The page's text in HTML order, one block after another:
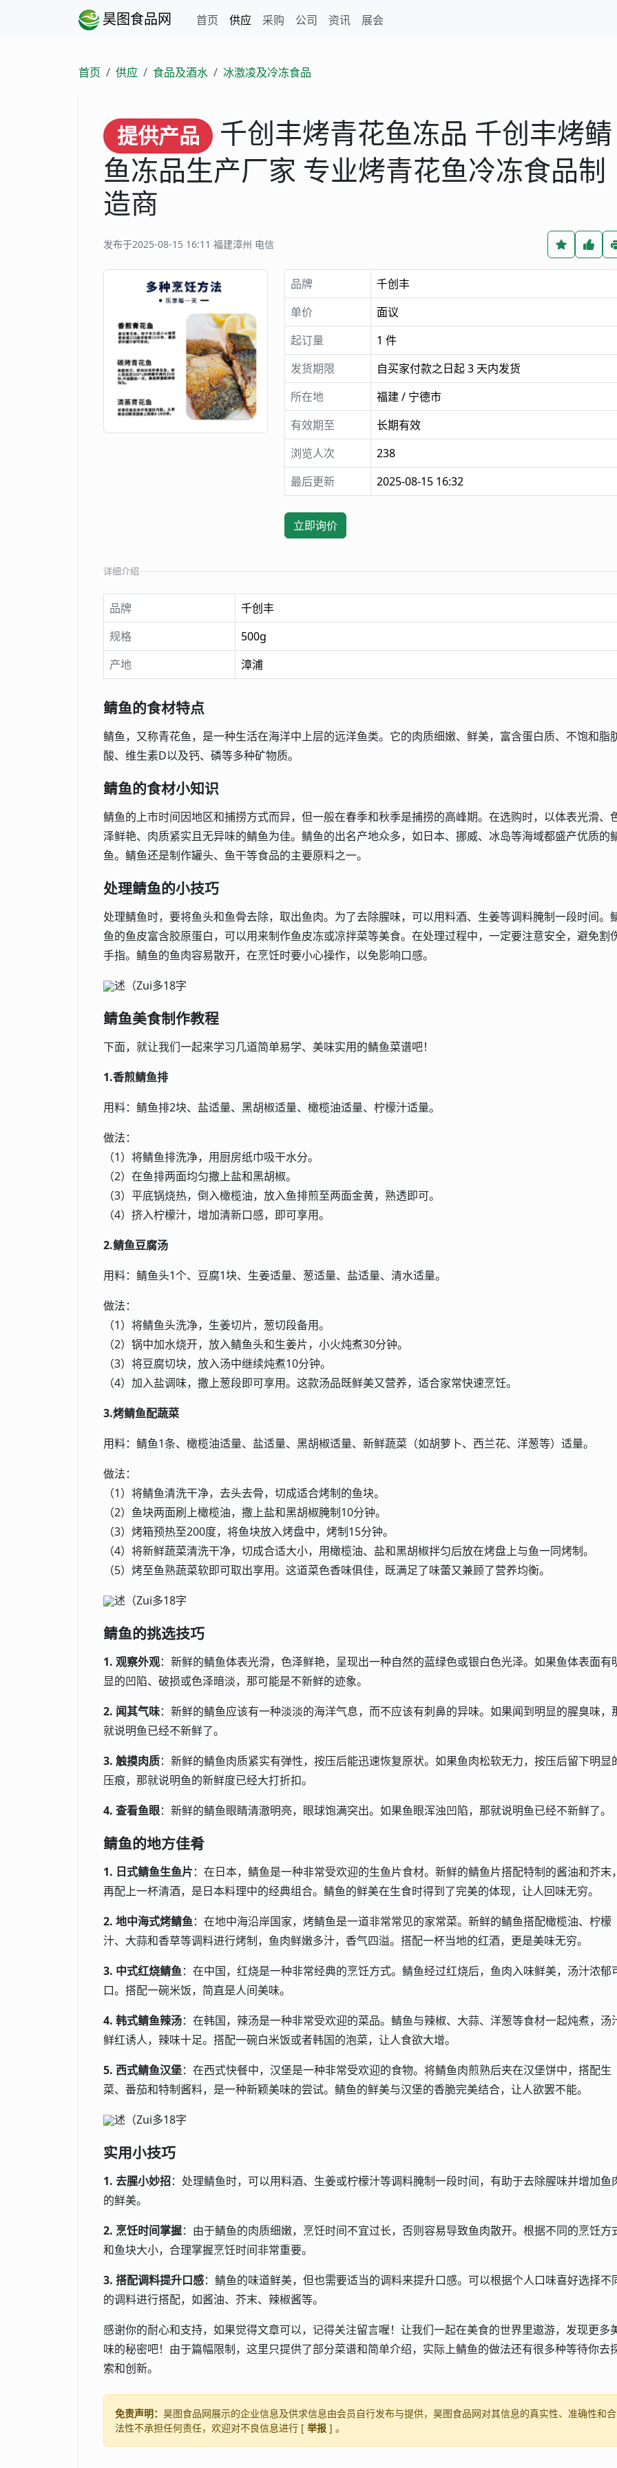
昊图食品网 首页 供应 采购 公司 资讯 展会
首页 供应 食品及酒水 冰激凌及冷冻食品
提供产品
千创丰烤青花鱼冻品 千创丰烤鲭
鱼冻品生产厂家 专业烤青花鱼冷冻食品制
造商
发布于2025-08-15 16:11 福建漳州 电信
品牌
千创丰
单价
面议
起订量
1 件
发货期限
自买家付款之日起 3 天内发货
所在地
福建 / 宁德市
有效期至
长期有效
浏览人次
238
最后更新
2025-08-15 16:32
立即询价
详细介绍
品牌
千创丰
规格
500g
产地
漳浦
鲭鱼的食材特点
鲭鱼，又称青花鱼，是一种生活在海洋中上层的远洋鱼类。它的肉质细嫩、鲜美，富含蛋白质、不饱和脂
酸、维生素D以及钙、磷等多种矿物质。
鲭鱼的食材小知识
鲭鱼的上市时间因地区和捕捞方式而异，但一般在春季和秋季是捕捞的高峰期。在选购时，以体表光滑、
泽鲜艳、肉质紧实且无异味的鲭鱼为佳。鲭鱼的出名产地众多，如日本、挪威、冰岛等海域都盛产优质的
鱼。鲭鱼还是制作罐头、鱼干等食品的主要原料之一。
处理鲭鱼的小技巧
处理鲭鱼时，要将鱼头和鱼骨去除，取出鱼肉。为了去除腥味，可以用料酒、生姜等调料腌制一段时间。
鱼的鱼皮富含胶原蛋白，可以用来制作鱼皮冻或凉拌菜等美食。在处理过程中，一定要注意安全，避免割
手指。鲭鱼的鱼肉容易散开，在烹饪时要小心操作，以免影响口感。
述（Zui多18字
鲭鱼美食制作教程
下面，就让我们一起来学习几道简单易学、美味实用的鲭鱼菜谱吧！
1.香煎鲭鱼排
用料：鲭鱼排2块、盐适量、黑胡椒适量、橄榄油适量、柠檬汁适量。
做法：
（1）将鲭鱼排洗净，用厨房纸巾吸干水分。
（2）在鱼排两面均匀撒上盐和黑胡椒。
（3）平底锅烧热，倒入橄榄油，放入鱼排煎至两面金黄，熟透即可。
（4）挤入柠檬汁，增加清新口感，即可享用。
2.鲭鱼豆腐汤
用料：鲭鱼头1个、豆腐1块、生姜适量、葱适量、盐适量、清水适量。
做法：
（1）将鲭鱼头洗净，生姜切片，葱切段备用。
（2）锅中加水烧开，放入鲭鱼头和生姜片，小火炖煮30分钟。
（3）将豆腐切块，放入汤中继续炖煮10分钟。
（4）加入盐调味，撒上葱段即可享用。这款汤品既鲜美又营养，适合家常快速烹饪。
3.烤鲭鱼配蔬菜
用料：鲭鱼1条、橄榄油适量、盐适量、黑胡椒适量、新鲜蔬菜（如胡萝卜、西兰花、洋葱等）适量。
做法：
（1）将鲭鱼清洗干净，去头去骨，切成适合烤制的鱼块。
（2）鱼块两面刷上橄榄油，撒上盐和黑胡椒腌制10分钟。
（3）烤箱预热至200度，将鱼块放入烤盘中，烤制15分钟。
（4）将新鲜蔬菜清洗干净，切成合适大小，用橄榄油、盐和黑胡椒拌匀后放在烤盘上与鱼一同烤制。
（5）烤至鱼熟蔬菜软即可取出享用。这道菜色香味俱佳，既满足了味蕾又兼顾了营养均衡。
述（Zui多18字
鲭鱼的挑选技巧
1. 观察外观：新鲜的鲭鱼体表光滑，色泽鲜艳，呈现出一种自然的蓝绿色或银白色光泽。如果鱼体表面有
显的凹陷、破损或色泽暗淡，那可能是不新鲜的迹象。
2. 闻其气味：新鲜的鲭鱼应该有一种淡淡的海洋气息，而不应该有刺鼻的异味。如果闻到明显的腥臭味，
就说明鱼已经不新鲜了。
3. 触摸肉质：新鲜的鲭鱼肉质紧实有弹性，按压后能迅速恢复原状。如果鱼肉松软无力，按压后留下明显
压痕，那就说明鱼的新鲜度已经大打折扣。
4. 查看鱼眼：新鲜的鲭鱼眼睛清澈明亮，眼球饱满突出。如果鱼眼浑浊凹陷，那就说明鱼已经不新鲜了。
鲭鱼的地方佳肴
1. 日式鲭鱼生鱼片：在日本，鲭鱼是一种非常受欢迎的生鱼片食材。新鲜的鲭鱼片搭配特制的酱油和芥末
再配上一杯清酒，是日本料理中的经典组合。鲭鱼的鲜美在生食时得到了完美的体现，让人回味无穷。
2. 地中海式烤鲭鱼：在地中海沿岸国家，烤鲭鱼是一道非常常见的家常菜。新鲜的鲭鱼搭配橄榄油、柠檬
汁、大蒜和香草等调料进行烤制，鱼肉鲜嫩多汁，香气四溢。搭配一杯当地的红酒，更是美味无穷。
3. 中式红烧鲭鱼：在中国，红烧是一种非常经典的烹饪方式。鲭鱼经过红烧后，鱼肉入味鲜美，汤汁浓郁
口。搭配一碗米饭，简直是人间美味。
4. 韩式鲭鱼辣汤：在韩国，辣汤是一种非常受欢迎的菜品。鲭鱼与辣椒、大蒜、洋葱等食材一起炖煮，汤
鲜红诱人，辣味十足。搭配一碗白米饭或者韩国的泡菜，让人食欲大增。
5. 西式鲭鱼汉堡：在西式快餐中，汉堡是一种非常受欢迎的食物。将鲭鱼肉煎熟后夹在汉堡饼中，搭配生
菜、番茄和特制酱料，是一种新颖美味的尝试。鲭鱼的鲜美与汉堡的香脆完美结合，让人欲罢不能。
述（Zui多18字
实用小技巧
1. 去腥小妙招：处理鲭鱼时，可以用料酒、生姜或柠檬汁等调料腌制一段时间，有助于去除腥味并增加鱼
的鲜美。
2. 烹饪时间掌握：由于鲭鱼的肉质细嫩，烹饪时间不宜过长，否则容易导致鱼肉散开。根据不同的烹饪方
和鱼块大小，合理掌握烹饪时间非常重要。
3. 搭配调料提升口感：鲭鱼的味道鲜美，但也需要适当的调料来提升口感。可以根据个人口味喜好选择不
的调料进行搭配，如酱油、芥末、辣椒酱等。
感谢你的耐心和支持，如果觉得文章可以，记得关注留言喔！让我们一起在美食的世界里遨游，发现更多
味的秘密吧！由于篇幅限制，这里只提供了部分菜谱和简单介绍，实际上鲭鱼的做法还有很多种等待你去
索和创新。
免责声明： 昊图食品网展示的企业信息及供求信息由会员自行发布与提供，昊图食品网对其信息的真实性、准确性和合
法性不承担任何责任，欢迎对不良信息进行 [ 举报 ] 。